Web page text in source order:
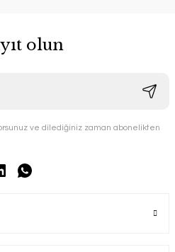
olun
ve dilediğiniz zaman abonelikten